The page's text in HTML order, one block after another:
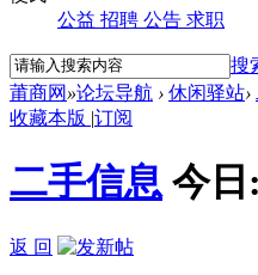
公益 招聘 公告 求职
搜
莆商网 »论坛导航 › 休闲驿站›
收藏本版 |订阅
二手信息 今日:
返 回